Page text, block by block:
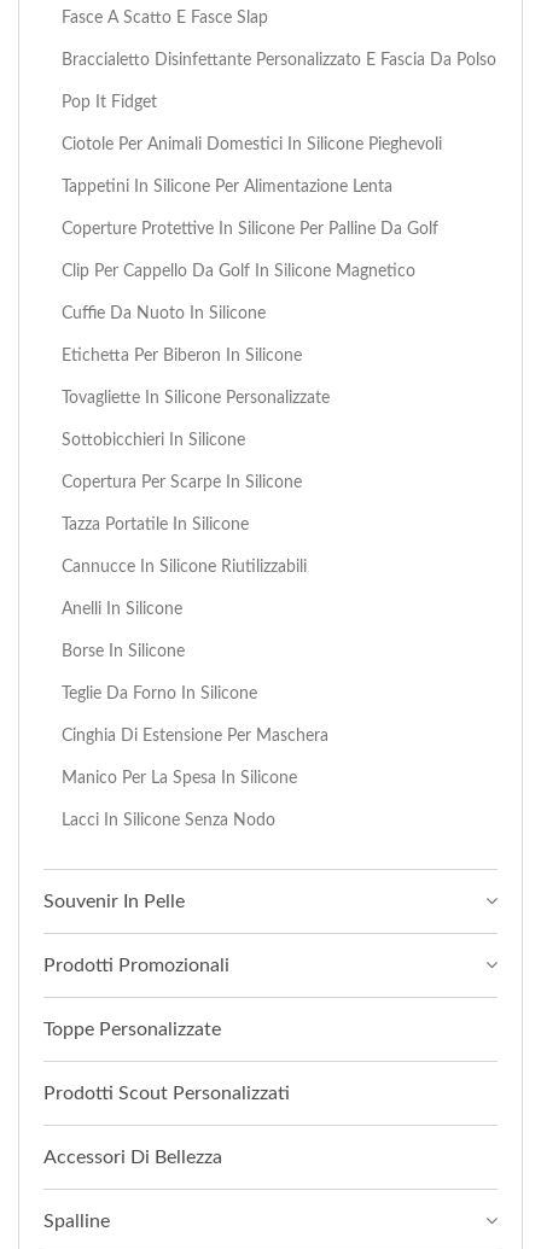
Fasce A Scatto E Fasce Slap
Braccialetto Disinfettante Personalizzato E Fascia Da Polso
Pop It Fidget
Ciotole Per Animali Domestici In Silicone Pieghevoli
Tappetini In Silicone Per Alimentazione Lenta
Coperture Protettive In Silicone Per Palline Da Golf
Clip Per Cappello Da Golf In Silicone Magnetico
Cuffie Da Nuoto In Silicone
Etichetta Per Biberon In Silicone
Tovagliette In Silicone Personalizzate
Sottobicchieri In Silicone
Copertura Per Scarpe In Silicone
Tazza Portatile In Silicone
Cannucce In Silicone Riutilizzabili
Anelli In Silicone
Borse In Silicone
Teglie Da Forno In Silicone
Cinghia Di Estensione Per Maschera
Manico Per La Spesa In Silicone
Lacci In Silicone Senza Nodo
Souvenir In Pelle
Prodotti Promozionali
Toppe Personalizzate
Prodotti Scout Personalizzati
Accessori Di Bellezza
Spalline